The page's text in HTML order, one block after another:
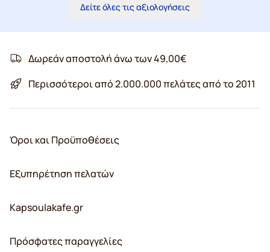
Δείτε όλες τις αξιολογήσεις
Δωρεάν αποστολή άνω των 49,00€
Περισσότεροι από 2.000.000 πελάτες από το 2011
Όροι και Προϋποθέσεις
Εξυπηρέτηση πελατών
Kapsoulakafe.gr
Πρόσφατες παραγγελίες